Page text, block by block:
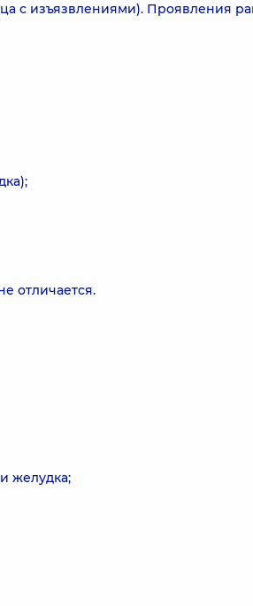
с изъязвлениями). Проявления
отличается.
желудка;